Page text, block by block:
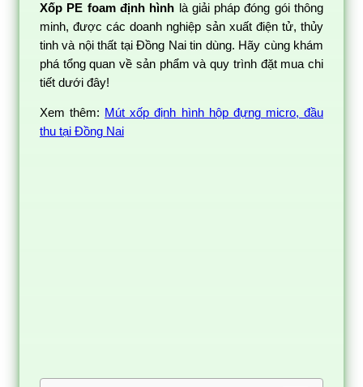
Xốp PE foam định hình là giải pháp đóng gói thông
minh, được các doanh nghiệp sản xuất điện tử, thủy
tinh và nội thất tại Đồng Nai tin dùng. Hãy cùng khám
phá tổng quan về sản phẩm và quy trình đặt mua chi
tiết dưới đây!
Xem thêm: Mút xốp định hình hộp đựng micro, đầu
thu tại Đồng Nai